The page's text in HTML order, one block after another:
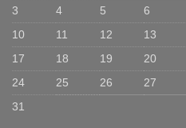
3
4 5 6
10
11 12 13
17
18 19 20
24
25 26 27
31